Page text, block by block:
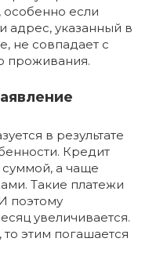
особенно если
адрес, указанный в
не совпадает с
проживания.
в результате
Кредит
а чаще
Такие платежи
поэтому
увеличивается.
то этим погашается